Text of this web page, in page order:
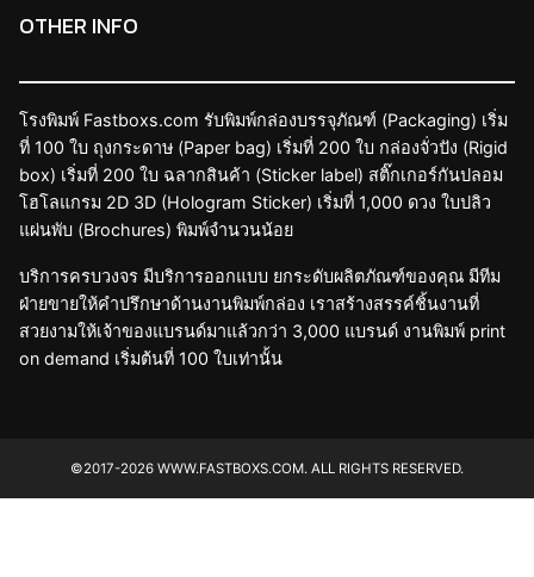
OTHER INFO
โรงพิมพ์ Fastboxs.com รับพิมพ์กล่องบรรจุภัณฑ์ (Packaging) เริ่ม
ที่ 100 ใบ ถุงกระดาษ (Paper bag) เริ่มที่ 200 ใบ กล่องจั่วปัง (Rigid
box) เริ่มที่ 200 ใบ ฉลากสินค้า (Sticker label) สติ๊กเกอร์กันปลอม
โฮโลแกรม 2D 3D (Hologram Sticker) เริ่มที่ 1,000 ดวง ใบปลิว
แผ่นพับ (Brochures) พิมพ์จำนวนน้อย
บริการครบวงจร มีบริการออกแบบ ยกระดับผลิตภัณฑ์ของคุณ มีทีม
ฝ่ายขายให้คำปรึกษาด้านงานพิมพ์กล่อง เราสร้างสรรค์ชิ้นงานที่
สวยงามให้เจ้าของแบรนด์มาแล้วกว่า 3,000 แบรนด์ งานพิมพ์ print
on demand เริ่มต้นที่ 100 ใบเท่านั้น
©2017-2026 WWW.FASTBOXS.COM. ALL RIGHTS RESERVED.